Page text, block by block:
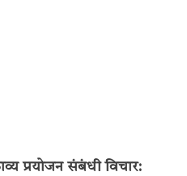
प्रयोजन संबंधी विचार: